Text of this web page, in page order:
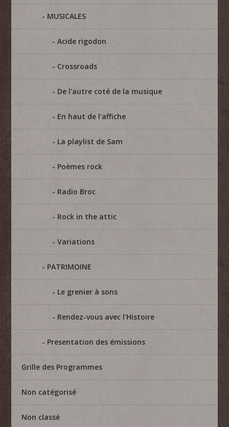
MUSICALES
Acide rigodon
Crossroads
De l'autre coté de la musique
En haut de l'affiche
La playlist de Sam
Poèmes rock
Radio Broc
Rock in the attic
Variations
PATRIMOINE
Le grenier à sons
Rendez-vous avec l'Histoire
Presentation des émissions
Grille des Programmes
Non catégorisé
Non classé